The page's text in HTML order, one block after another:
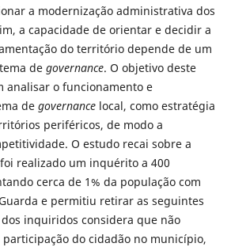
a modernização administrativa dos
a capacidade de orientar e decidir a
do território depende de um
de governance. O objetivo deste
analisar o funcionamento e
de governancelocal, como estratégia
periféricos, de modo a
O estudo recai sobre a
realizado um inquérito a 400
cerca de 1% da população com
e permitiu retirar as seguintes
dos inquiridos considera que não
do cidadão no município,